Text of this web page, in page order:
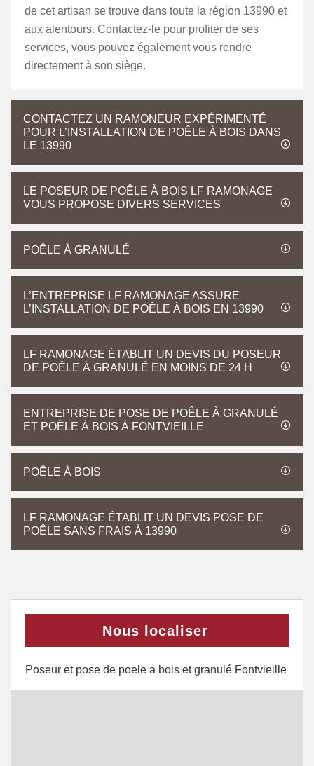
de cet artisan se trouve dans toute la région 13990 et
aux alentours. Contactez-le pour profiter de ses
services, vous pouvez également vous rendre
directement à son siège.
CONTACTEZ UN RAMONEUR EXPÉRIMENTÉ
POUR L’INSTALLATION DE POÊLE À BOIS DANS
LE 13990
LE POSEUR DE POÊLE À BOIS LF RAMONAGE
VOUS PROPOSE DIVERS SERVICES
POÊLE À GRANULÉ
L’ENTREPRISE LF RAMONAGE ASSURE
L’INSTALLATION DE POÊLE À BOIS EN 13990
LF RAMONAGE ÉTABLIT UN DEVIS DU POSEUR
DE POÊLE À GRANULÉ EN MOINS DE 24 H
ENTREPRISE DE POSE DE POÊLE À GRANULÉ
ET POÊLE À BOIS À FONTVIEILLE
POÊLE À BOIS
LF RAMONAGE ÉTABLIT UN DEVIS POSE DE
POÊLE SANS FRAIS À 13990
Nous localiser
Poseur et pose de poele a bois et granulé Fontvieille